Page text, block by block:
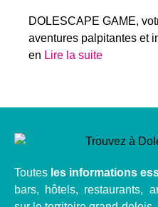
DOLESCAPE GAME,
aventures palpitantes et
en Lire la suite
Toutes les informations
bars, hôtels, restaurants,